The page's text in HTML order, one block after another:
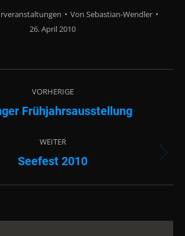
Von Sebastian-Wendler
26. April 2010
VORHERIGE
Vorheriges
Frühjahrsausstellung
WEITER
Nächstes
Seefest 2010